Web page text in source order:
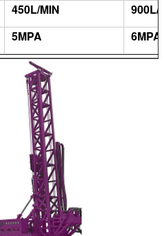
450L/MIN
900L/
5MPA 6MPA